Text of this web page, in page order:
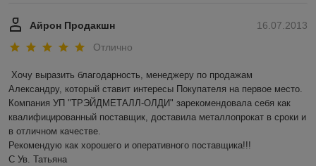
16.07.2013
Айрон Продакшн
Отлично
Хочу выразить благодарность, менеджеру по продажам
Александру, который ставит интересы Покупателя на первое место.
Компания УП "ТРЭЙДМЕТАЛЛ-ОЛДИ" зарекомендовала себя как
квалифицированный поставщик, доставила металлопрокат в сроки и
в отличном качестве.
Рекомендую как хорошего и оперативного поставщика!!!
С Ув. Татьяна